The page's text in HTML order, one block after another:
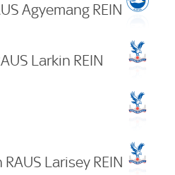
Agyemang REIN
Larkin REIN
Laris­ey REIN